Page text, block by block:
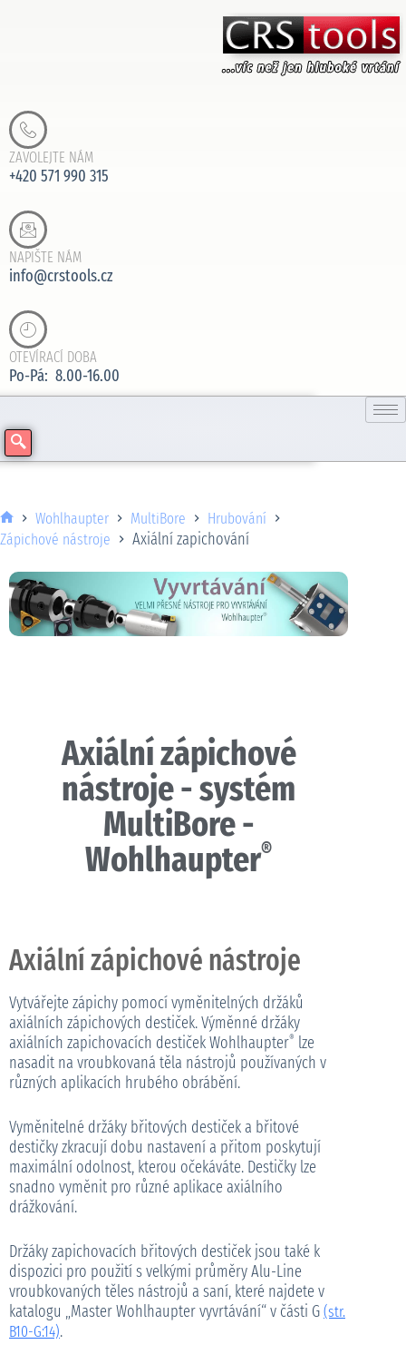
ZAVOLEJTE NÁM
+420 571 990 315
NAPIŠTE NÁM
info@crstools.cz
OTEVÍRACÍ DOBA
Po-Pá: 8.00-16.00
Wohlhaupter MultiBore
Hrubování
Zápichové nástroje
Axiální zapichování
Axiální zápichové
nástroje - systém
MultiBore -
Wohlhaupter®
Axiální zápichové nástroje
Vytvářejte zápichy pomocí vyměnitelných držáků
axiálních zápichových destiček. Výměnné držáky
axiálních zapichovacích destiček Wohlhaupter® lze
nasadit na vroubkovaná těla nástrojů používaných v
různých aplikacích hrubého obrábění.
Vyměnitelné držáky břitových destiček a břitové
destičky zkracují dobu nastavení a přitom poskytují
maximální odolnost, kterou očekáváte. Destičky lze
snadno vyměnit pro různé aplikace axiálního
drážkování.
Držáky zapichovacích břitových destiček jsou také k
dispozici pro použití s velkými průměry Alu-Line
vroubkovaných těles nástrojů a saní, které najdete v
katalogu „Master Wohlhaupter vyvrtávání“ v části G(str.
B10-G:14).